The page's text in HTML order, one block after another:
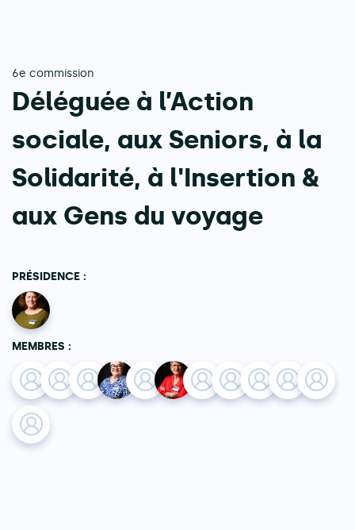
6e commission
Déléguée à l’Action
sociale, aux Seniors, à la
Solidarité, à l'Insertion &
aux Gens du voyage
PRÉSIDENCE :
MEMBRES :